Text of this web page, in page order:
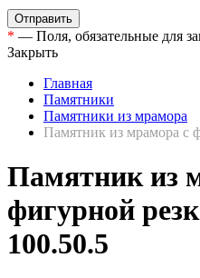
* — Поля, обязательные для
Закрыть
Главная
Памятники
Памятники из мрамора
Памятник из мрамора с
Памятник из
фигурной
100.50.5